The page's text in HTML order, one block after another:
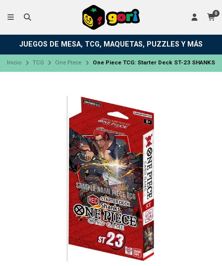
0
JUEGOS DE MESA, TCG, MAQUETAS, PUZZLES Y MÁS
Inicio TCG One Piece One Piece TCG: Starter Deck ST-23 SHANKS